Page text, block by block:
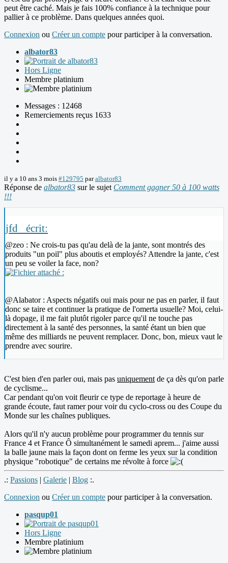
peut être caché. Mais je fais 100% confiance à la technique pour
pallier à ce problème. Dans quelques années quoi.
Connexion ou Créer un compte pour participer à la conversation.
albator83
Hors Ligne
Membre platinium
Messages : 12468
Remerciements reçus 1633
il y a 10 ans 3 mois #129795 paralbator83
Réponse de albator83 sur le sujet Comment gagner 50 à 100 watts
!!!
jfd_ écrit:
@zeo : Ne crois-tu pas qu'au delà de la jante, sont montrés des
produits "un poil" plus aboutis et employés? Attendre la jante, c'est
un peu se voiler la face, non?
@Alabator : Aspects négatifs oui mais pour ne pas en parler, il faut
donc se taire et continuer la pratique de l'omerta usuelle? Moi, celui-
là dopage, il me fait plutôt rigoler parce qu'il ne touche pas
directement à la santé des personnes, la santé étant un bien que
même des milliards ne peuvent remplacer. Donc, bon, mieux vaut le
prendre avec sourire.
C'est bien d'en parler oui, mais pas uniquement de ça dès qu'on parle
de cyclisme...
Car pendant qu'on voit fleurir ce type de reportage à heure de
grande écoute, faut ramer pour voir du cyclo-cross ou des Coupe du
Monde sur les chaînes publiques.
Alors qu'il n'y aucun problème pour programmer du tennis sur
France 4 et France Ô simultanément le samedi aprem... j'aime aussi
la balle jaune mais la façon dont on ferme les yeux sur la condition
physique "robotique" de certains me révolte à force
.: Passions | Galerie | Blog :.
Connexion ou Créer un compte pour participer à la conversation.
pasqup01
Hors Ligne
Membre platinium